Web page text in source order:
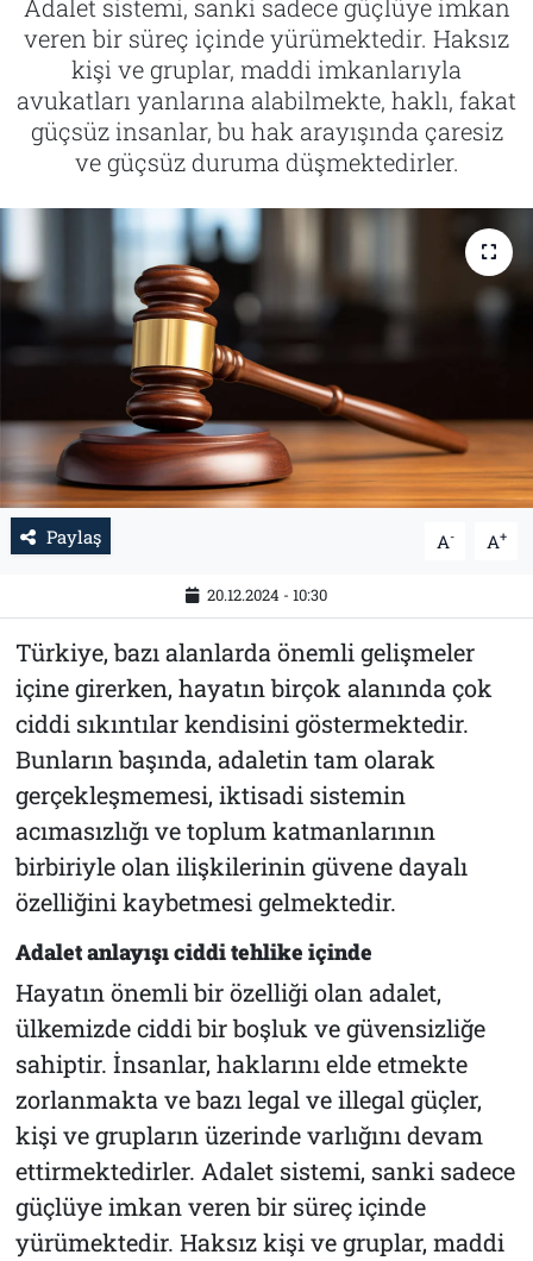
Adalet sistemi, sanki sadece güçlüye imkan
veren bir süreç içinde yürümektedir. Haksız
kişi ve gruplar, maddi imkanlarıyla
avukatları yanlarına alabilmekte, haklı, fakat
güçsüz insanlar, bu hak arayışında çaresiz
ve güçsüz duruma düşmektedirler.
Paylaş A- A+
20.12.2024 - 10:30
Türkiye, bazı alanlarda önemli gelişmeler
içine girerken, hayatın birçok alanında çok
ciddi sıkıntılar kendisini göstermektedir.
Bunların başında, adaletin tam olarak
gerçekleşmemesi, iktisadi sistemin
acımasızlığı ve toplum katmanlarının
birbiriyle olan ilişkilerinin güvene dayalı
özelliğini kaybetmesi gelmektedir.
Adalet anlayışı ciddi tehlike içinde
Hayatın önemli bir özelliği olan adalet,
ülkemizde ciddi bir boşluk ve güvensizliğe
sahiptir. İnsanlar, haklarını elde etmekte
zorlanmakta ve bazı legal ve illegal güçler,
kişi ve grupların üzerinde varlığını devam
ettirmektedirler. Adalet sistemi, sanki sadece
güçlüye imkan veren bir süreç içinde
yürümektedir. Haksız kişi ve gruplar, maddi
Tarih
İletişim
Künye